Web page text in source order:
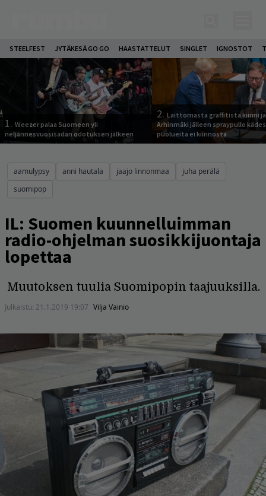
STEELFEST JYTÄKESÄ GO GO HAASTATTELUT SINGLET IGNOSTOT
1. Weezer palaa Suomeen yli
neljännesvuosisadan odotuksen jälkeen
2. Laittomasta graffitista kiinni
Arhinmäki jälleen spraypullo
puolueita ei kiinnosta
aamulypsy anni hautala jaajo linnonmaa
juha perälä
suomipop
IL: Suomen kuunnelluimman
radio-ohjelman suosikkijuontaja
lopettaa
Muutoksen tuulia Suomipopin taajuuksilla.
Julkaistu: 21.1.2019 19:07 Vilja Vainio